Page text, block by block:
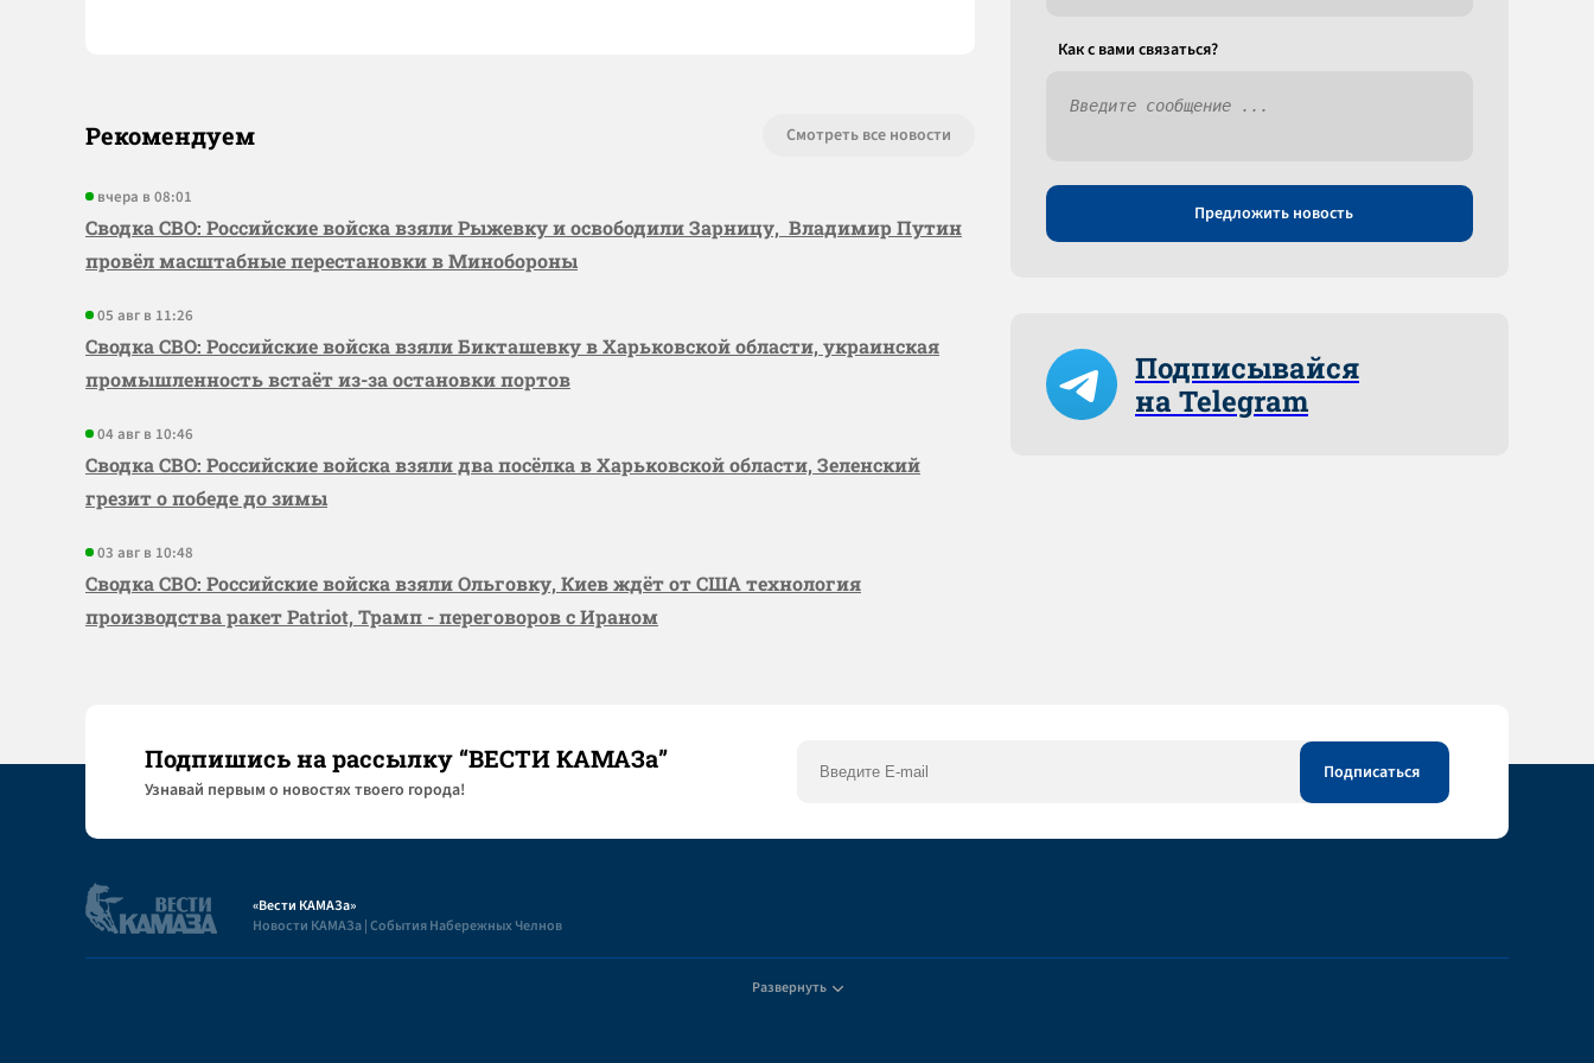
Рекомендуем Смотреть все новости
вчера в 08:01
Сводка СВО: Российские войска взяли Рыжевку и освободили Зарницу, Владимир Путин
провёл масштабные перестановки в Минобороны
05 авг в 11:26
Сводка СВО: Российские войска взяли Бикташевку в Харьковской области, украинская
промышленность встаёт из-за остановки портов
04 авг в 10:46
Сводка СВО: Российские войска взяли два посёлка в Харьковской области, Зеленский
грезит о победе до зимы
03 авг в 10:48
Сводка СВО: Российские войска взяли Ольговку, Киев ждёт от США технология
производства ракет Patriot, Трамп - переговоров с Ираном
Как c вами связаться?
Предложить новость
Подписывайся
на Telegram
Подпишись на рассылку “ВЕСТИ КАМАЗа”
Узнaвай первым о новостях твоего города!
«Вести КАМАЗа»
Новости КАМАЗа | События Набережных Челнов
Развернуть